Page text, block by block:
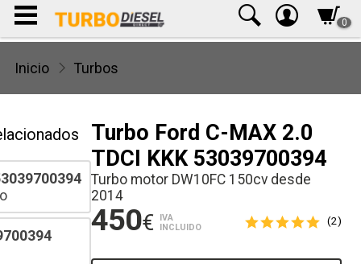
0
Inicio Turbos
Turbo Ford C-MAX 2.0
TDCI KKK 53039700394
Turbo motor DW10FC 150cv desde
2014
450€
IVA
INCLUIDO
(2)